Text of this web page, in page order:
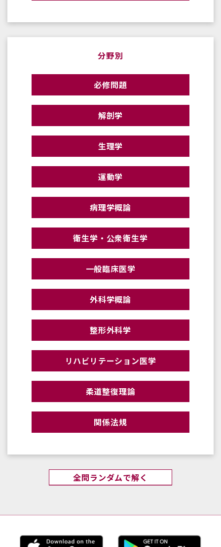
分野別
必修問題
解剖学
生理学
運動学
病理学概論
衛生学・公衆衛生学
一般臨床医学
外科学概論
整形外科学
リハビリテーション医学
柔道整復理論
関係法規
全問ランダムで解く